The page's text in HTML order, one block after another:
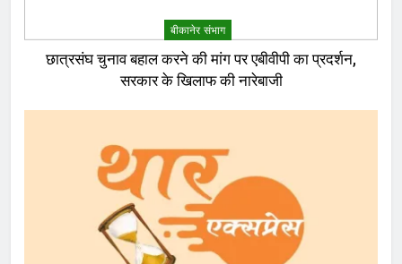
बीकानेर संभाग
छात्रसंघ चुनाव बहाल करने की मांग पर एबीवीपी का प्रदर्शन,
सरकार के खिलाफ की नारेबाजी